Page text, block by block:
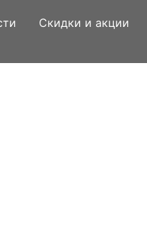
Скидки и акции